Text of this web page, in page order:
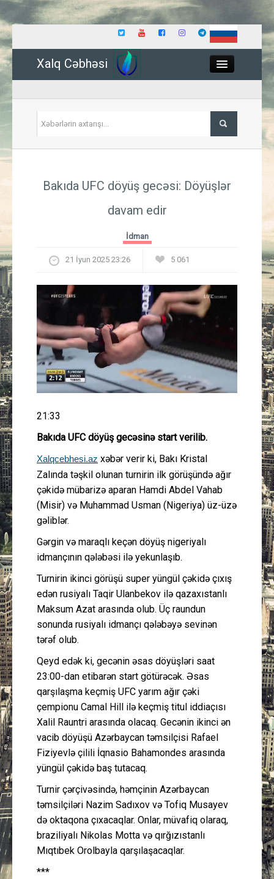
Xalq Cəbhəsi
İqtisadiyyat
Güney Azərbaycan
Mədəniyyət
Müsahibə
İdman
Gündəm
Cəmiyyət
Peşə etikası
Əlaqə
Bakıda UFC döyüş gecəsi: Döyüşlər
davam edir
İdman
21 İyun 2025 23:26 5 061
21:33
Bakıda UFC döyüş gecəsinə start verilib.
Xalqcebhesi.az xəbər verir ki, Bakı Kristal
Zalında təşkil olunan turnirin ilk görüşündə ağır
çəkidə mübarizə aparan Hamdi Abdel Vahab
(Misir) və Muhammad Usman (Nigeriya) üz-üzə
gəliblər.
Gərgin və maraqlı keçən döyüş nigeriyalı
idmançının qələbəsi ilə yekunlaşıb.
Turnirin ikinci görüşü super yüngül çəkidə çıxış
edən rusiyalı Taqir Ulanbekov ilə qazaxıstanlı
Maksum Azat arasında olub. Üç raundun
sonunda rusiyalı idmançı qələbəyə sevinən
tərəf olub.
Qeyd edək ki, gecənin əsas döyüşləri saat
23:00-dan etibarən start götürəcək. Əsas
qarşılaşma keçmiş UFC yarım ağır çəki
çempionu Camal Hill ilə keçmiş titul iddiaçısı
Xalil Rauntri arasında olacaq. Gecənin ikinci ən
vacib döyüşü Azərbaycan təmsilçisi Rafael
Fiziyevlə çilili İqnasio Bahamondes arasında
yüngül çəkidə baş tutacaq.
Turnir çərçivəsində, həmçinin Azərbaycan
təmsilçiləri Nazim Sadıxov və Tofiq Musayev
də oktaqona çıxacaqlar. Onlar, müvafiq olaraq,
braziliyalı Nikolas Motta və qırğızıstanlı
Mıqtıbek Orolbayla qarşılaşacaqlar.
***